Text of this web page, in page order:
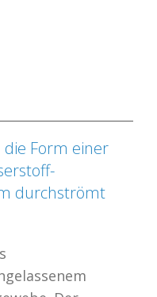
Form einer
durchströmt